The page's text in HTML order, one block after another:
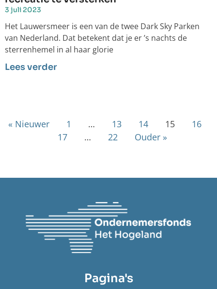
3 juli 2023
Het Lauwersmeer is een van de twee Dark Sky Parken
van Nederland. Dat betekent dat je er ’s nachts de
sterrenhemel in al haar glorie
Lees verder
« Nieuwer 1 … 13 14 15
16
17
… 22 Ouder »
Pagina's